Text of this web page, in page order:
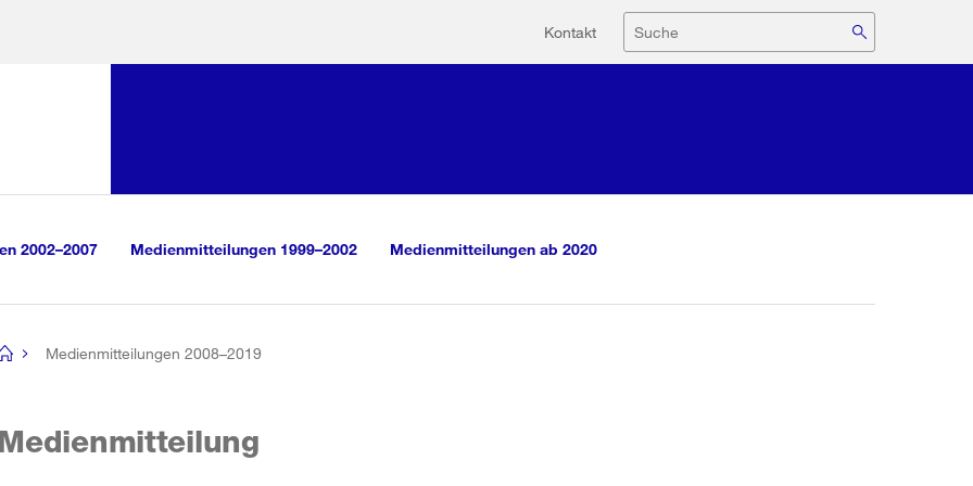
Hilfsnavigation
Kontakt Suche
2002–2007 Medienmitteilungen 1999–2002 Medienmitteilungen ab 2020
Medienmitteilungen 2008–2019